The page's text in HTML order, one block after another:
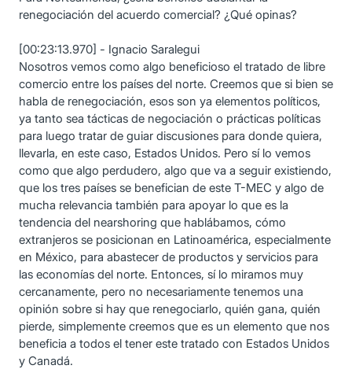
renegociación del acuerdo comercial? ¿Qué opinas?
[00:23:13.970] - Ignacio Saralegui
Nosotros vemos como algo beneficioso el tratado de libre
comercio entre los países del norte. Creemos que si bien se
habla de renegociación, esos son ya elementos políticos,
ya tanto sea tácticas de negociación o prácticas políticas
para luego tratar de guiar discusiones para donde quiera,
llevarla, en este caso, Estados Unidos. Pero sí lo vemos
como que algo perdudero, algo que va a seguir existiendo,
que los tres países se benefician de este T-MEC y algo de
mucha relevancia también para apoyar lo que es la
tendencia del nearshoring que hablábamos, cómo
extranjeros se posicionan en Latinoamérica, especialmente
en México, para abastecer de productos y servicios para
las economías del norte. Entonces, sí lo miramos muy
cercanamente, pero no necesariamente tenemos una
opinión sobre si hay que renegociarlo, quién gana, quién
pierde, simplemente creemos que es un elemento que nos
beneficia a todos el tener este tratado con Estados Unidos
y Canadá.